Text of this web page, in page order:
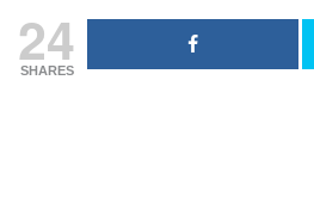
24
SHARES